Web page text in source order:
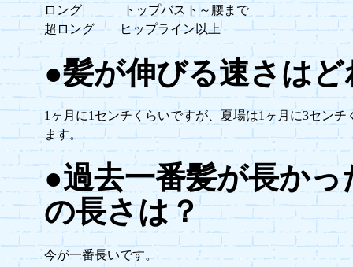
ロング トップバスト～腰まで
超ロング ヒップライン以上
●髪が伸びる速さは
1ヶ月に1センチくらいですが、夏場は1ヶ月に3セン
ます。
●過去一番髪が長か
の長さは？
今が一番長いです。